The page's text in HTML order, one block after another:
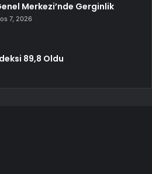
Merkezi’nde Gerginlik
7, 2026
89,8 Oldu